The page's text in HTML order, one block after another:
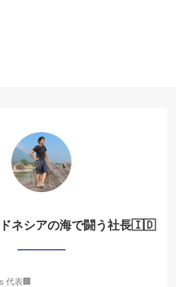
ネシアの海で闘う社長🇮🇩
代表🏢